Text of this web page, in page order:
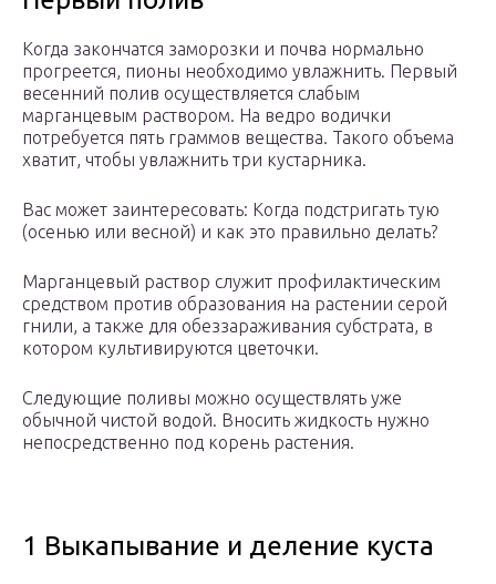
Когда закончатся заморозки и почва нормально
прогреется, пионы необходимо увлажнить. Первый
весенний полив осуществляется слабым
марганцевым раствором. На ведро водички
потребуется пять граммов вещества. Такого объема
хватит, чтобы увлажнить три кустарника.
Вас может заинтересовать: Когда подстригать тую
(осенью или весной) и как это правильно делать?
Марганцевый раствор служит профилактическим
средством против образования на растении серой
гнили, а также для обеззараживания субстрата, в
котором культивируются цветочки.
Следующие поливы можно осуществлять уже
обычной чистой водой. Вносить жидкость нужно
непосредственно под корень растения.
1 Выкапывание и деление куста